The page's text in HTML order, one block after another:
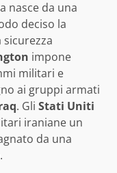
nasce da una
deciso la
impone
militari e
ai gruppi armati
. Gli Stati Uniti
iraniane un
da una